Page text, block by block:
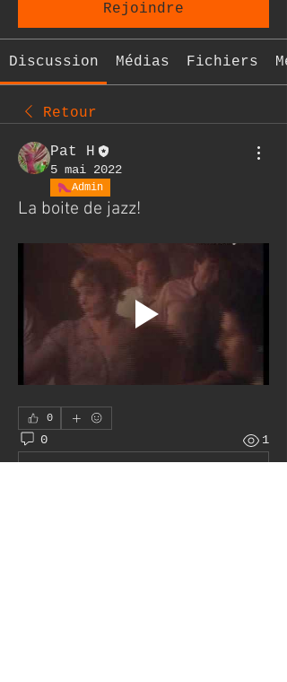
Rejoindre
Discussion Médias Fichiers
Retour
Pat H
5 mai 2022
Admin
La boite de jazz!
0
0 1